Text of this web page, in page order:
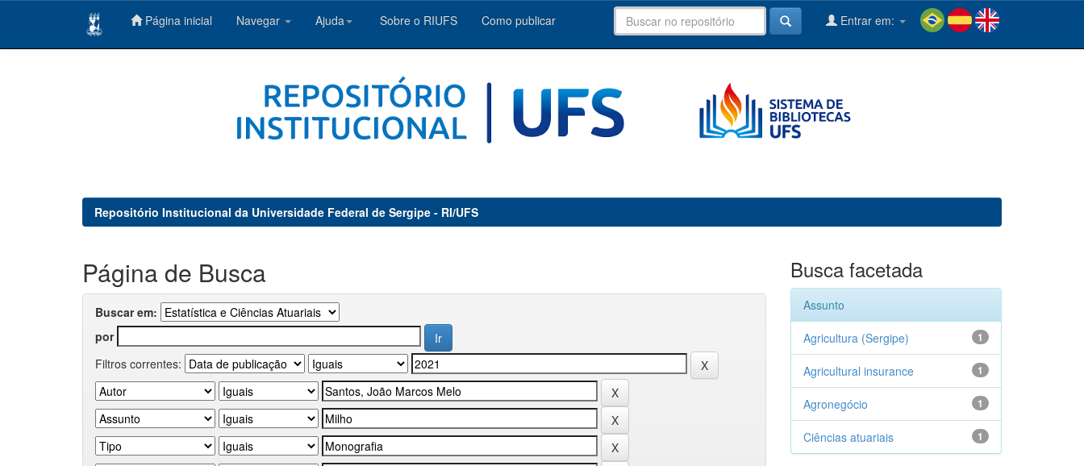
Página inicial Navegar Ajuda Sobre o RIUFS Como publicar Entrar em:
Repositório Institucional da Universidade Federal de Sergipe - RI/UFS
Página de Busca
Buscar em:
por
Filtros correntes:
Busca facetada
Assunto
1
Agricultura (Sergipe)
1
Agricultural insurance
1
Agronegócio
1
Ciências atuariais